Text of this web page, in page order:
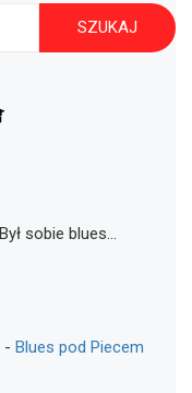
Był sobie blues…
- Blues pod Piecem